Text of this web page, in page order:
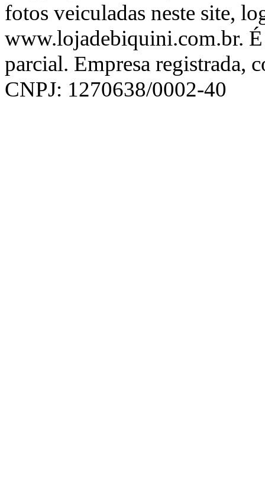
fotos veiculadas neste site,
www.lojadebiquini.com.br. É
parcial. Empresa registrada,
CNPJ: 1270638/0002-40